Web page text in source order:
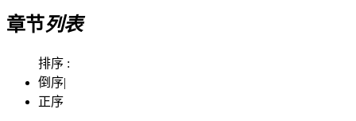
章节列表
排序 :
倒序|
正序